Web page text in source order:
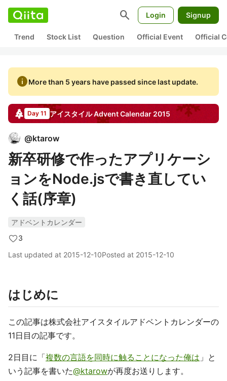
search Login Signup
Trend Stock List Question Official Event Official
infoMore than 5 years have passed since last update.
Day 11 アイスタイルAdvent Calendar 2015
@ktarow
新卒研修で作ったアプリケーシ
ョンをNode.jsで書き直してい
く話(序章)
アドベントカレンダー
3
Last updated at 2015-12-10Posted at 2015-12-10
はじめに
この記事は株式会社アイスタイルアドベントカレンダーの
11日目の記事です。
2日目に「複数の言語を同時に触ることになった俺は 」と
いう記事を書いた@ktarowが再度お送りします。